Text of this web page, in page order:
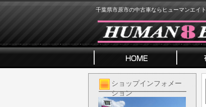
千葉県市原市の中古車ならヒューマンエイト
ショップインフォメー
ション